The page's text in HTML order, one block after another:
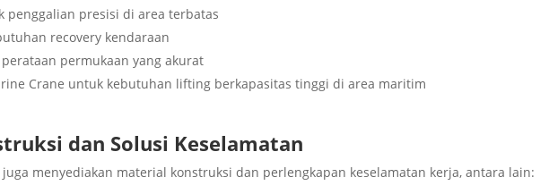
penggalian presisi di area terbatas
recovery kendaraan
permukaan yang akurat
Crane untuk kebutuhan lifting berkapasitas tinggi di area maritim
dan Solusi Keselamatan
menyediakan material konstruksi dan perlengkapan keselamatan kerja, antara lain: